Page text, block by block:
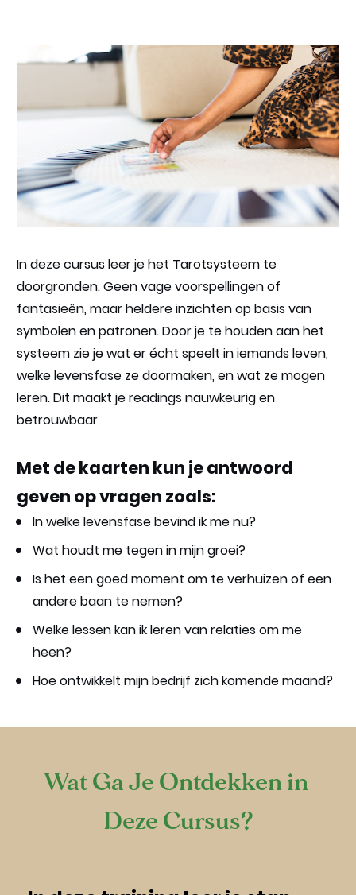
In deze cursus leer je het Tarotsysteem te
doorgronden. Geen vage voorspellingen of
fantasieën, maar heldere inzichten op basis van
symbolen en patronen. Door je te houden aan het
systeem zie je wat er écht speelt in iemands leven,
welke levensfase ze doormaken, en wat ze mogen
leren. Dit maakt je readings nauwkeurig en
betrouwbaar
Met de kaarten kun je antwoord
geven op vragen zoals:
In welke levensfase bevind ik me nu?
Wat houdt me tegen in mijn groei?
Is het een goed moment om te verhuizen of een
andere baan te nemen?
Welke lessen kan ik leren van relaties om me
heen?
Hoe ontwikkelt mijn bedrijf zich komende maand?
Wat Ga Je Ontdekken in
Deze Cursus?